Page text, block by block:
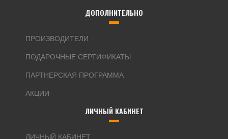
ДОПОЛНИТЕЛЬНО
ПРОИЗВОДИТЕЛИ
ПОДАРОЧНЫЕ СЕРТИФИКАТЫ
ПАРТНЕРСКАЯ ПРОГРАММА
АКЦИИ
ЛИЧНЫЙ КАБИНЕТ
ЛИЧНЫЙ КАБИНЕТ